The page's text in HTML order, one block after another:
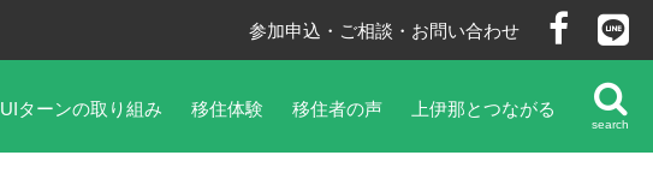
参加申込・ご相談・お問い合わせ
UIターンの取り組み 移住体験 移住者の声 上伊那とつながる
search